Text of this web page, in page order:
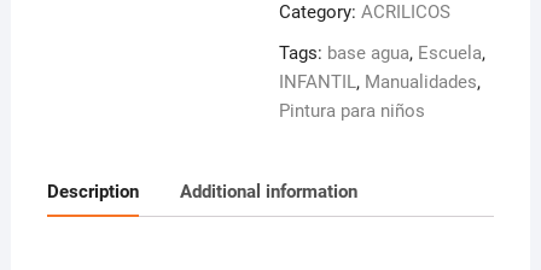
Category:ACRILICOS
Tags: base agua, Escuela,
INFANTIL, Manualidades,
Pintura para niños
Description Additional information